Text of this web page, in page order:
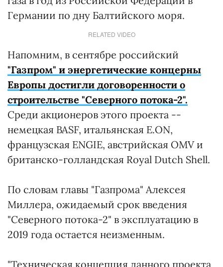
Германии по дну Балтийского моря.
RELATED VIDEO
Напомним, в сентябре российский
"Газпром" и энергетические концерны
Европы достигли договоренности о
строительстве "Северного потока-2".
Среди акционеров этого проекта --
немецкая BASF, итальянская E.ON,
французская ENGIE, австрийская OMV и
британско-голландская Royal Dutch Shell.
По словам главы "Газпрома" Алексея
Миллера, ожидаемый срок введения
"Северного потока-2" в эксплуатацию в
2019 года остается неизменным.
"Техническая концепция данного проекта